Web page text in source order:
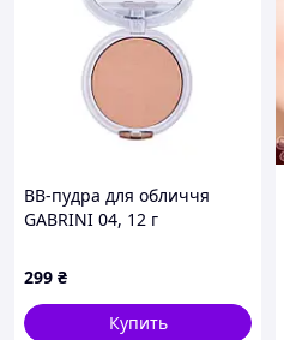
BB-пудра для обличчя
GABRINI 04, 12 г
299 ₴
Купить